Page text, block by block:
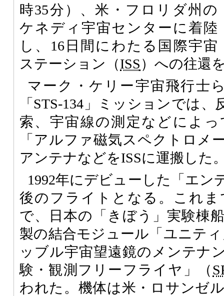
時35分）、米・フロリダ州の
ケネディ宇宙センターに着陸
し、16日間にわたる国際宇宙
ステーション（ISS）への往還
マーク・ケリー宇宙飛行士
「STS-134」ミッションでは
索、宇宙線の測定などによ
「アルファ磁気スペクトロメ
アンテナなどをISSに運搬した
1992年にデビューした「エン
後のフライトとなる。これ
で、日本の「きぼう」実験棟
製の結合モジュール「ユニテ
ッブル宇宙望遠鏡のメンテナ
験・観測フリーフライヤ」（
われた。機体は米・ロサンゼ